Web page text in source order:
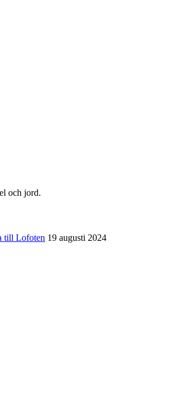
och jord.
till Lofoten 19 augusti 2024